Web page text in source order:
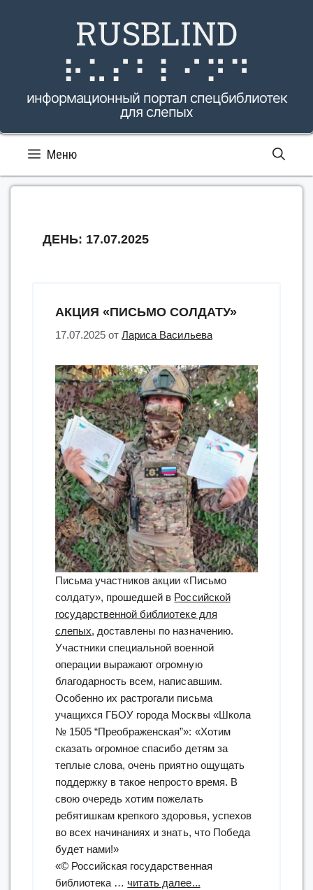
RUSBLIND
⠗⠥⠎⠃⠇⠊⠝⠙
информационный портал спецбиблиотек
для слепых
Меню
ДЕНЬ: 17.07.2025
АКЦИЯ «ПИСЬМО СОЛДАТУ»
17.07.2025 отЛариса Васильева
Письма участников акции «Письмо
солдату», прошедшей в Российской
государственной библиотеке для
слепых, доставлены по назначению.
Участники специальной военной
операции выражают огромную
благодарность всем, написавшим.
Особенно их растрогали письма
учащихся ГБОУ города Москвы «Школа
№ 1505 “Преображенская”»: «Хотим
сказать огромное спасибо детям за
теплые слова, очень приятно ощущать
поддержку в такое непросто время. В
свою очередь хотим пожелать
ребятишкам крепкого здоровья, успехов
во всех начинаниях и знать, что Победа
будет нами!»
«© Российская государственная
библиотека …читать далее...“акция